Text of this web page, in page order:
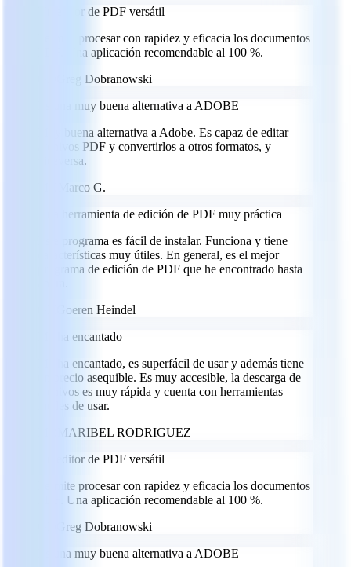
Un editor de PDF versátil
Permite procesar con rapidez y eficacia los documentos
PDF. Una aplicación recomendable al 100 %.
Greg Dobranowski
Es una muy buena alternativa a ADOBE
Muy buena alternativa a Adobe. Es capaz de editar
archivos PDF y convertirlos a otros formatos, y
viceversa.
Marco G.
Una herramienta de edición de PDF muy práctica
Este programa es fácil de instalar. Funciona y tiene
características muy útiles. En general, es el mejor
programa de edición de PDF que he encontrado hasta
Goeren Heindel
Me ha encantado
Me ha encantado, es superfácil de usar y además tiene
un precio asequible. Es muy accesible, la descarga de
archivos es muy rápida y cuenta con herramientas
fáciles de usar.
MARIBEL RODRIGUEZ
Un editor de PDF versátil
Permite procesar con rapidez y eficacia los documentos
PDF. Una aplicación recomendable al 100 %.
Greg Dobranowski
Es una muy buena alternativa a ADOBE